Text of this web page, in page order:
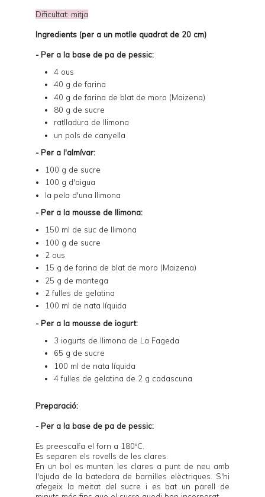
Dificultat: mitja
Ingredients (per a un motlle quadrat de 20 cm)
- Per a la base de pa de pessic:
4 ous
40 g de farina
40 g de farina de blat de moro (Maizena)
80 g de sucre
ratlladura de llimona
un pols de canyella
- Per a l'almívar:
100 g de sucre
100 g d'aigua
la pela d'una llimona
- Per a la mousse de llimona:
150 ml de suc de llimona
100 g de sucre
2 ous
15 g de farina de blat de moro (Maizena)
25 g de mantega
2 fulles de gelatina
100 ml de nata líquida
- Per a la mousse de iogurt:
3 iogurts de llimona de La Fageda
65 g de sucre
100 ml de nata líquida
4 fulles de gelatina de 2 g cadascuna
Preparació:
- Per a la base de pa de pessic:
Es preescalfa el forn a 180ºC.
Es separen els rovells de les clares.
En un bol es munten les clares a punt de neu amb
l'ajuda de la batedora de barnilles elèctriques. S'hi
afegeix la meitat del sucre i es bat un parell de